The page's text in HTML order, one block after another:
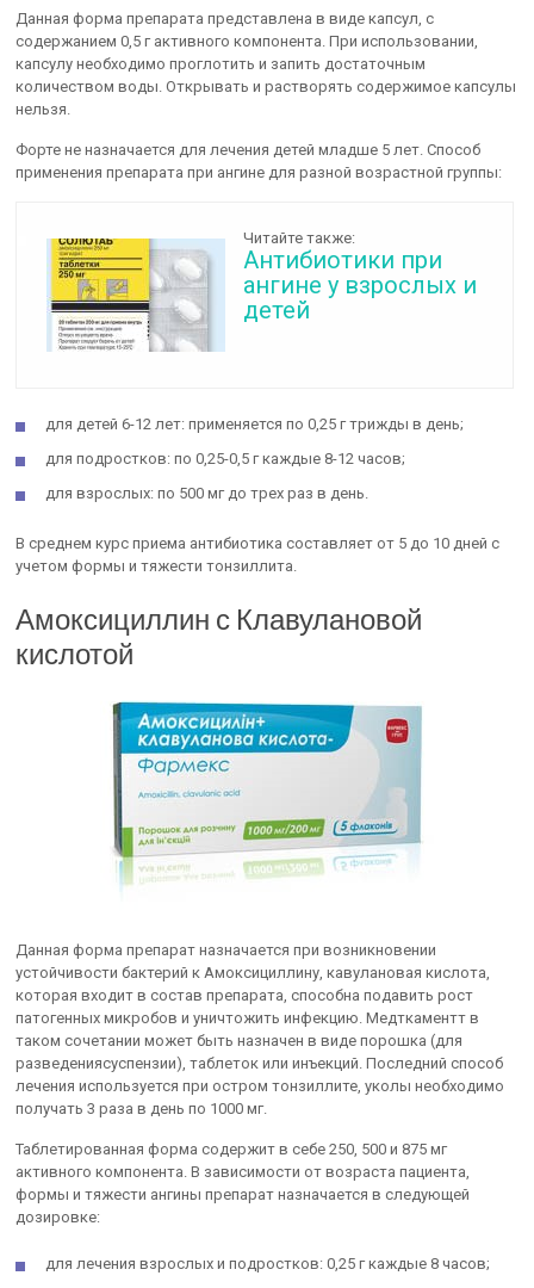
Данная форма препарата представлена в виде капсул, с
содержанием 0,5 г активного компонента. При использовании,
капсулу необходимо проглотить и запить достаточным
количеством воды. Открывать и растворять содержимое капсулы
нельзя.
Форте не назначается для лечения детей младше 5 лет. Способ
применения препарата при ангине для разной возрастной группы:
Читайте также:
Антибиотики при
ангине у взрослых и
детей
для детей 6-12 лет: применяется по 0,25 г трижды в день;
для подростков: по 0,25-0,5 г каждые 8-12 часов;
для взрослых: по 500 мг до трех раз в день.
В среднем курс приема антибиотика составляет от 5 до 10 дней с
учетом формы и тяжести тонзиллита.
Амоксициллин с Клавулановой
кислотой
Данная форма препарат назначается при возникновении
устойчивости бактерий к Амоксициллину, кавулановая кислота,
которая входит в состав препарата, способна подавить рост
патогенных микробов и уничтожить инфекцию. Медткаментт в
таком сочетании может быть назначен в виде порошка (для
разведениясуспензии), таблеток или инъекций. Последний способ
лечения используется при остром тонзиллите, уколы необходимо
получать 3 раза в день по 1000 мг.
Таблетированная форма содержит в себе 250, 500 и 875 мг
активного компонента. В зависимости от возраста пациента,
формы и тяжести ангины препарат назначается в следующей
дозировке:
для лечения взрослых и подростков: 0,25 г каждые 8 часов;